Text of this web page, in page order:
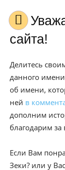
Уважаемые гости нашего
сайта!
Делитесь
данного
об имени,
ней в
дополним
благодарим за
Если Вам
Зеки? или у